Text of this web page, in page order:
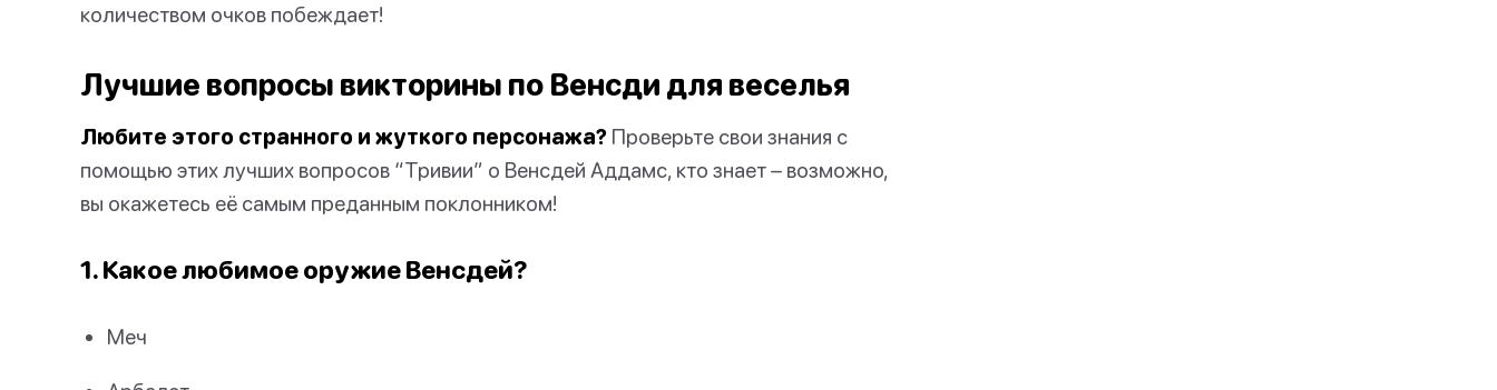
количеством очков побеждает!
Лучшие вопросы викторины по Венсди для веселья
Любите этого странного и жуткого персонажа? Проверьте свои знания с
помощью этих лучших вопросов “Тривии” о Венсдей Аддамс, кто знает – возможно,
вы окажетесь её самым преданным поклонником!
1. Какое любимое оружие Венсдей?
Меч